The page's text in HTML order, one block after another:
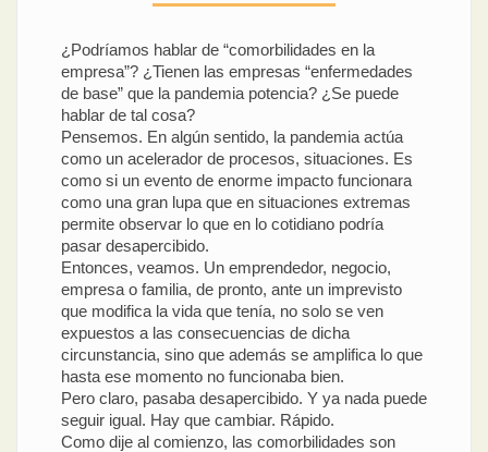
¿Podríamos hablar de “comorbilidades en la
empresa”? ¿Tienen las empresas “enfermedades
de base” que la pandemia potencia? ¿Se puede
hablar de tal cosa?
Pensemos. En algún sentido, la pandemia actúa
como un acelerador de procesos, situaciones. Es
como si un evento de enorme impacto funcionara
como una gran lupa que en situaciones extremas
permite observar lo que en lo cotidiano podría
pasar desapercibido.
Entonces, veamos. Un emprendedor, negocio,
empresa o familia, de pronto, ante un imprevisto
que modifica la vida que tenía, no solo se ven
expuestos a las consecuencias de dicha
circunstancia, sino que además se amplifica lo que
hasta ese momento no funcionaba bien.
Pero claro, pasaba desapercibido. Y ya nada puede
seguir igual. Hay que cambiar. Rápido.
Como dije al comienzo, las comorbilidades son